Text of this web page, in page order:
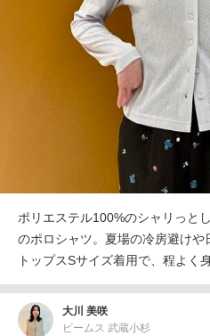
ポリエステル100%のシャリっと
のポロシャツ。夏場の冷房避け
トップスSサイズ着用で、程よく
大川 美咲
ビームス 武蔵小杉